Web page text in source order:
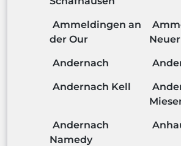
Ammeldingen an
der Our
Andernach
Andernach Kell
Andernach
Namedy